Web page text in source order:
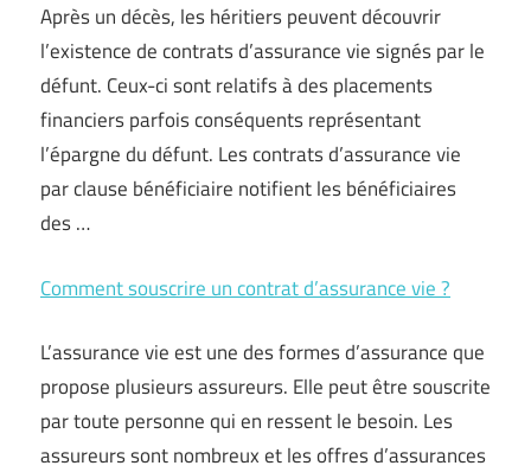
Après un décès, les héritiers peuvent découvrir
l’existence de contrats d’assurance vie signés par le
défunt. Ceux-ci sont relatifs à des placements
financiers parfois conséquents représentant
l’épargne du défunt. Les contrats d’assurance vie
par clause bénéficiaire notifient les bénéficiaires
des …
Comment souscrire un contrat d’assurance vie ?
L’assurance vie est une des formes d’assurance que
propose plusieurs assureurs. Elle peut être souscrite
par toute personne qui en ressent le besoin. Les
assureurs sont nombreux et les offres d’assurances